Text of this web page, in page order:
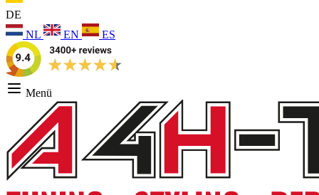
DE
NL
EN ES
Menü